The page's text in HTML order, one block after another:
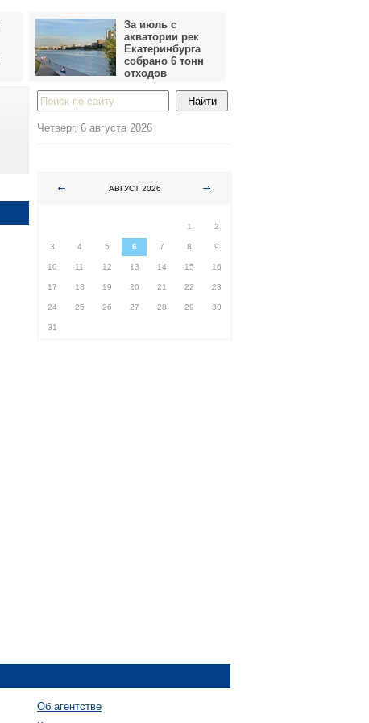
За июль с
акватории рек
Екатеринбурга
собрано 6 тонн
отходов
Четверг, 6 августа 2026
АВГУСТ 2026
1
2
3 4 5 6 7 8 9
10 11 12 13 14 15 16
17 18 19 20 21 22 23
24 25 26 27 28 29 30
31
Об агентстве